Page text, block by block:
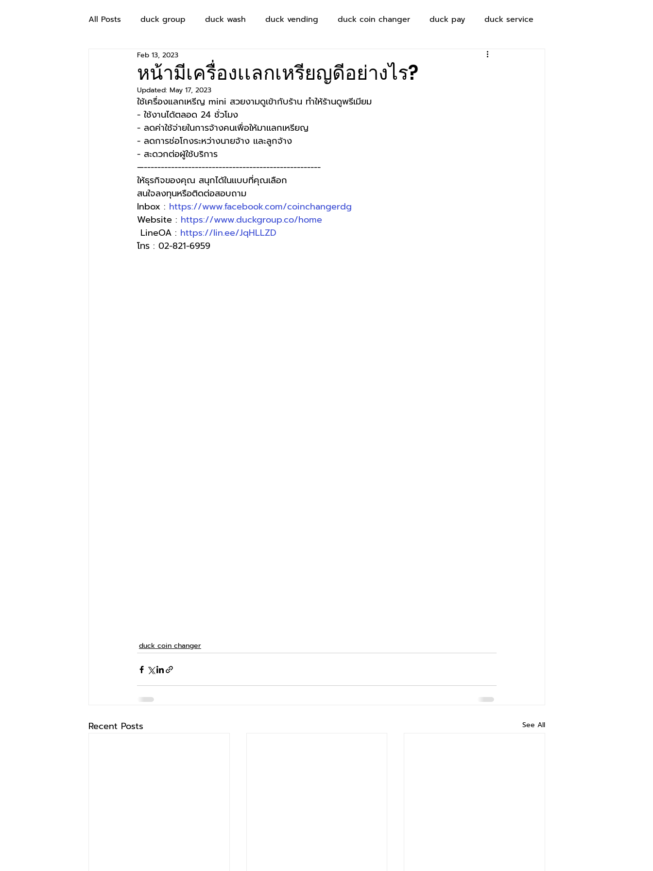
All Posts duck group duck wash duck vending duck coin changer duck pay duck service
หน้ามีเครื่องเเลกเหรียญดีอย่างไร?
Feb 13, 2023
Updated: May 17, 2023
ใช้เครื่องแลกเหรีญ mini สวยงามดูเข้ากับร้าน ทำให้ร้านดูพรีเมียม
- ใช้งานได้ตลอด 24 ชั่วโมง
- ลดค่าใช้จ่ายในการจ้างคนเพื่อให้มาเเลกเหรียญ
- ลดการช่อโกงระหว่างนายจ้าง เเละลูกจ้าง
- สะดวกต่อผู้ใช้บริการ
—----------------------------------------------------
ให้ธุรกิจของคุณ สนุกได้ในเเบบที่คุณเลือก
สนใจลงทุนหรือติดต่อสอบถาม
Inbox : https://www.facebook.com/coinchangerdg
Website : https://www.duckgroup.co/home
LineOA : https://lin.ee/JqHLLZD
โทร : 02-821-6959
duck coin changer
Recent Posts See All